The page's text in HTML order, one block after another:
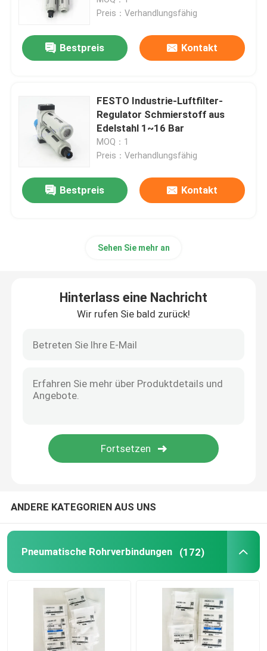
Norgren-Solenoidventil
Impulsventilmembran
Hydraulisches Filterelement
Kolben-Pneumatikzylinder
Impulsabgussventile
Hydraulisches Regelventil
Variabler Frequenzwandler
burkert Magnetventil
Preis：Verhandlungsfähig
Bestpreis Kontakt
FESTO Industrie-Luftfilter-
Regulator Schmierstoff aus
Edelstahl 1~16 Bar
MOQ：1
Preis：Verhandlungsfähig
Bestpreis Kontakt
Sehen Sie mehr an
Hinterlass eine Nachricht
Wir rufen Sie bald zurück!
ANDERE KATEGORIEN AUS UNS
Pneumatische Rohrverbindungen (172)